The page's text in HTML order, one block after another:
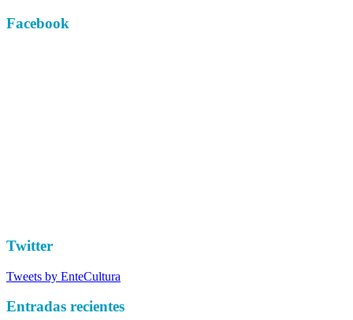
Facebook
Twitter
Tweets by EnteCultura
Entradas recientes